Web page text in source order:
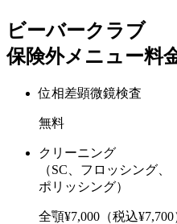
ビーバークラブ
保険外メニュー料
位相差顕微鏡検査
無料
クリーニング
（SC、フロッシング、
ポリッシング）
全顎¥7,000（税込¥7,700